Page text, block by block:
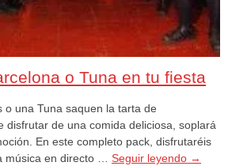
o Tuna en tu fiesta
o una Tuna saquen la tarta de
disfrutar de una comida deliciosa, soplará
En este completo pack, disfrutaréis
música en directo … Seguir leyendo →